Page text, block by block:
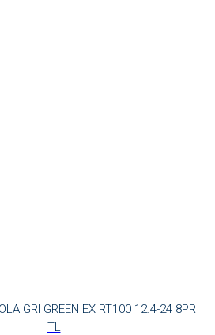
GRI GREEN EX RT100 12.4-24 8PR
TL